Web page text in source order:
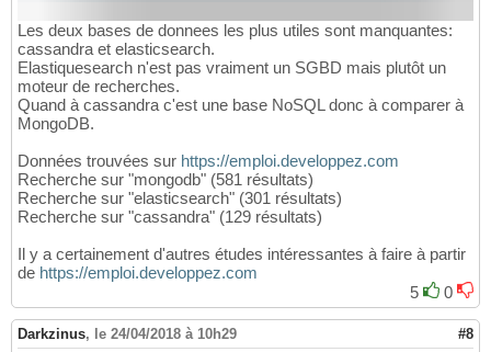
Les deux bases de donnees les plus utiles sont manquantes:
cassandra et elasticsearch.
Elastiquesearch n'est pas vraiment un SGBD mais plutôt un
moteur de recherches.
Quand à cassandra c'est une base NoSQL donc à comparer à
MongoDB.
Données trouvées sur https://emploi.developpez.com
Recherche sur "mongodb" (581 résultats)
Recherche sur "elasticsearch" (301 résultats)
Recherche sur "cassandra" (129 résultats)
Il y a certainement d'autres études intéressantes à faire à partir
de https://emploi.developpez.com
5
0
Darkzinus, le 24/04/2018 à 10h29 #8